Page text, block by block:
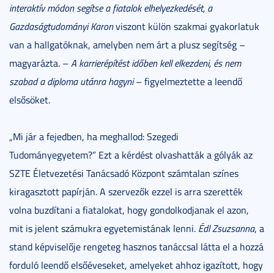
interaktív módon segítse a fiatalok elhelyezkedését, a
Gazdaságtudományi Karonviszont külön szakmai gyakorlatuk
van a hallgatóknak, amelyben nem árt a plusz segítség –
magyarázta. – A karrierépítést időben kell elkezdeni, és nem
szabad a diploma utánra hagyni– figyelmeztette a leendő
elsősöket.
„Mi jár a fejedben, ha meghallod: Szegedi
Tudományegyetem?” Ezt a kérdést olvashatták a gólyák az
SZTE Életvezetési Tanácsadó Központ számtalan színes
kiragasztott papírján. A szervezők ezzel is arra szerették
volna buzdítani a fiatalokat, hogy gondolkodjanak el azon,
mit is jelent számukra egyetemistának lenni. Édl Zsuzsanna, a
stand képviselője rengeteg hasznos tanáccsal látta el a hozzá
forduló leendő elsőéveseket, amelyeket ahhoz igazított, hogy